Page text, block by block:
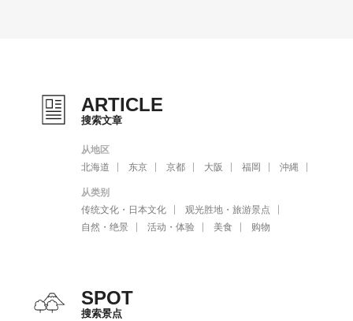
ARTICLE
搜索文章
从地区
北海道
东京 京都 大阪 福岡 沖縄
从类别
传统文化・日本文化
观光胜地・旅游景点
自然・绝景
活动・体验 美食 购物
SPOT
搜索景点